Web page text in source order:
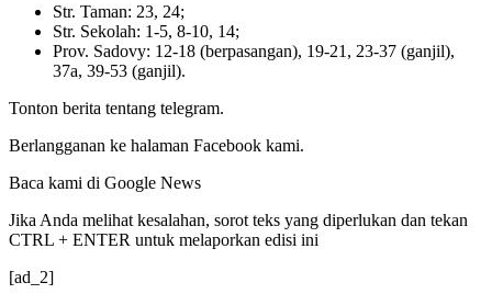
Str. Taman: 23, 24;
Str. Sekolah: 1-5, 8-10, 14;
Prov. Sadovy: 12-18 (berpasangan), 19-21, 23-37 (ganjil),
37a, 39-53 (ganjil).
Tonton berita tentang telegram.
Berlangganan ke halaman Facebook kami.
Baca kami di Google News
Jika Anda melihat kesalahan, sorot teks yang diperlukan dan tekan
CTRL + ENTER untuk melaporkan edisi ini
[ad_2]